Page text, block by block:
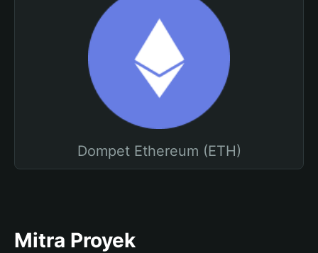
Dompet Ethereum (ETH)
Mitra Proyek